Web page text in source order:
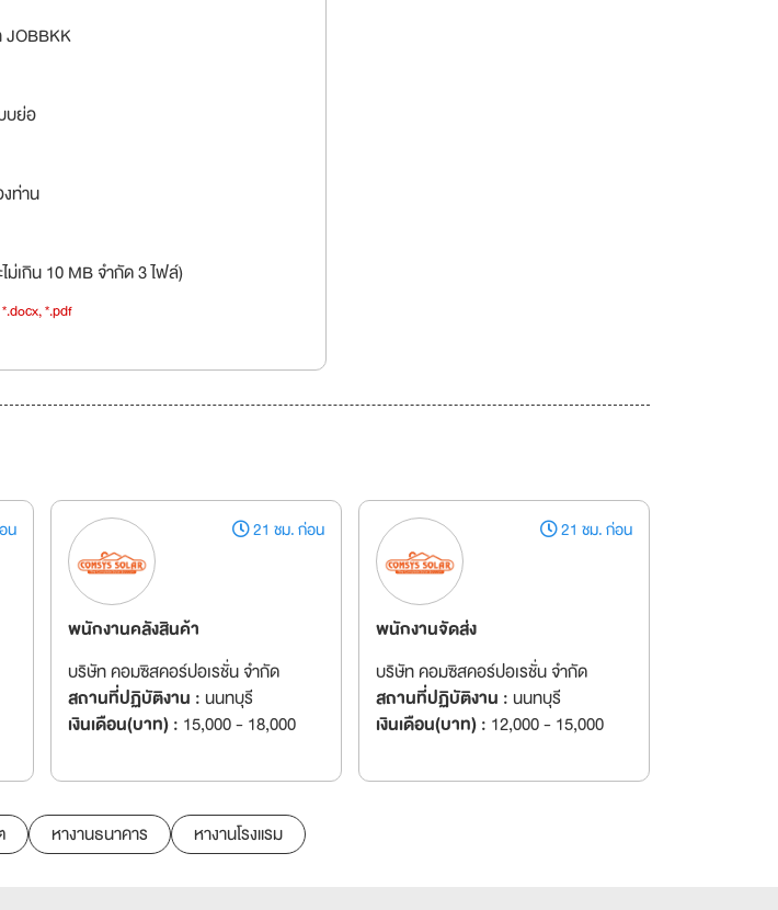
JOBBKK
บย่อ
ท่าน
ม่เกิน 10 MB จำกัด 3 ไฟล์)
*.pdf
น 21 ชม. ก่อน
พนักงานคลังสินค้า
บริษัท คอมซิสคอร์ปอเรชั่น จำกัด
สถานที่ปฏิบัติงาน : นนทบุรี
เงินเดือน(บาท) : 15,000 - 18,000
21 ชม. ก่อน
พนักงานจัดส่ง
บริษัท คอมซิสคอร์ปอเรชั่น จำกัด
สถานที่ปฏิบัติงาน : นนทบุรี
เงินเดือน(บาท) : 12,000 - 15,000
หางานธนาคาร หางานโรงแรม